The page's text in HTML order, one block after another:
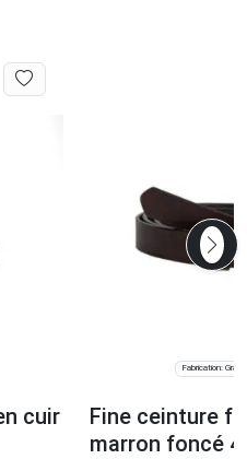
cuir
Fabrication:
Fine ceinture
marron foncé